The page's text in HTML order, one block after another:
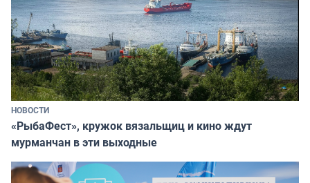
НОВОСТИ
«РыбаФест», кружок вязальщиц и кино ждут
мурманчан в эти выходные